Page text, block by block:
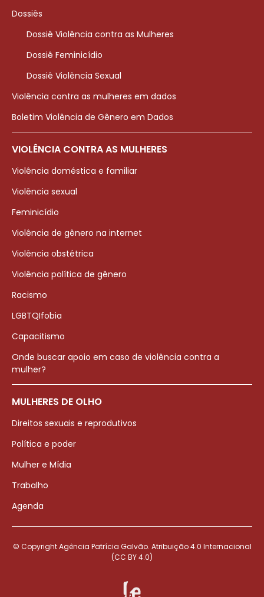
Dossiês
Dossiê Violência contra as Mulheres
Dossiê Feminicídio
Dossiê Violência Sexual
Violência contra as mulheres em dados
Boletim Violência de Gênero em Dados
VIOLÊNCIA CONTRA AS MULHERES
Violência doméstica e familiar
Violência sexual
Feminicídio
Violência de gênero na internet
Violência obstétrica
Violência política de gênero
Racismo
LGBTQIfobia
Capacitismo
Onde buscar apoio em caso de violência contra a
mulher?
MULHERES DE OLHO
Direitos sexuais e reprodutivos
Política e poder
Mulher e Mídia
Trabalho
Agenda
© Copyright Agência Patrícia Galvão. Atribuição 4.0 Internacional
(CC BY 4.0)